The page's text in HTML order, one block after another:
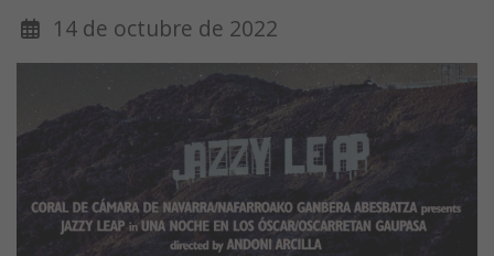
14 de octubre de 2022